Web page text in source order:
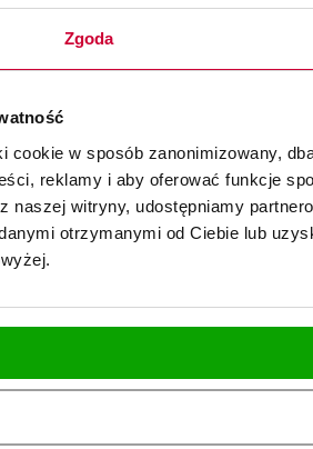
Zgoda
cookie w sposób zanonimizowany,
reklamy i aby oferować funkcje
naszej witryny, udostępniamy
otrzymanymi od Ciebie lub